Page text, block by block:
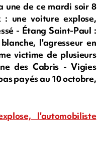
une de ce mardi soir 8
une voiture explose,
- Étang Saint-Paul :
l'agresseur en
victime de plusieurs
des Cabris - Vigies
payés au 10 octobre,
l'automobiliste